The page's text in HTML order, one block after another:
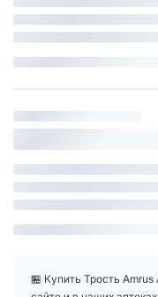
🏪 Купить Трость